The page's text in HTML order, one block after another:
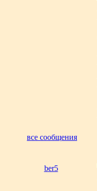
все сообщения
ber5